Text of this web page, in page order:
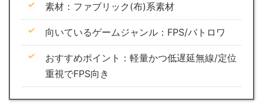
素材：ファブリック(布)系素材
向いているゲームジャンル：FPS/バトロワ
おすすめポイント：軽量かつ低遅延無線/定位
重視でFPS向き